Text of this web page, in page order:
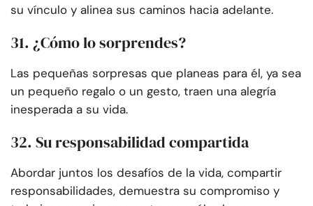
su vínculo y alinea sus caminos hacia adelante.
31. ¿Cómo lo sorprendes?
Las pequeñas sorpresas que planeas para él, ya sea
un pequeño regalo o un gesto, traen una alegría
inesperada a su vida.
32. Su responsabilidad compartida
Abordar juntos los desafíos de la vida, compartir
responsabilidades, demuestra su compromiso y